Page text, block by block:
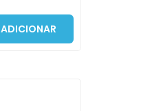
ADICIONAR